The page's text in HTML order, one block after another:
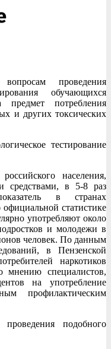
проведения
обучающихся
предмет потребления
и других токсических
тестирование
населения,
средствами, в 5-8 раз
в странах
статистике
употребляют около
и молодежи в
человек. По данным
в Пензенской
наркотиков
мнению специалистов,
на употребление
профилактическим
подобного